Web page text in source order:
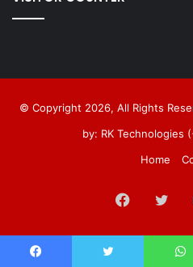
© Copyright 2026, All Rights
by: RK Technologies
Home